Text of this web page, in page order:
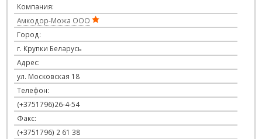
Компания:
Амкодор-Можа ООО
Город:
г. Крупки Беларусь
Адрес:
ул. Московская 18
Телефон:
(+3751796)26-4-54
Факс:
(+3751796) 2 61 38